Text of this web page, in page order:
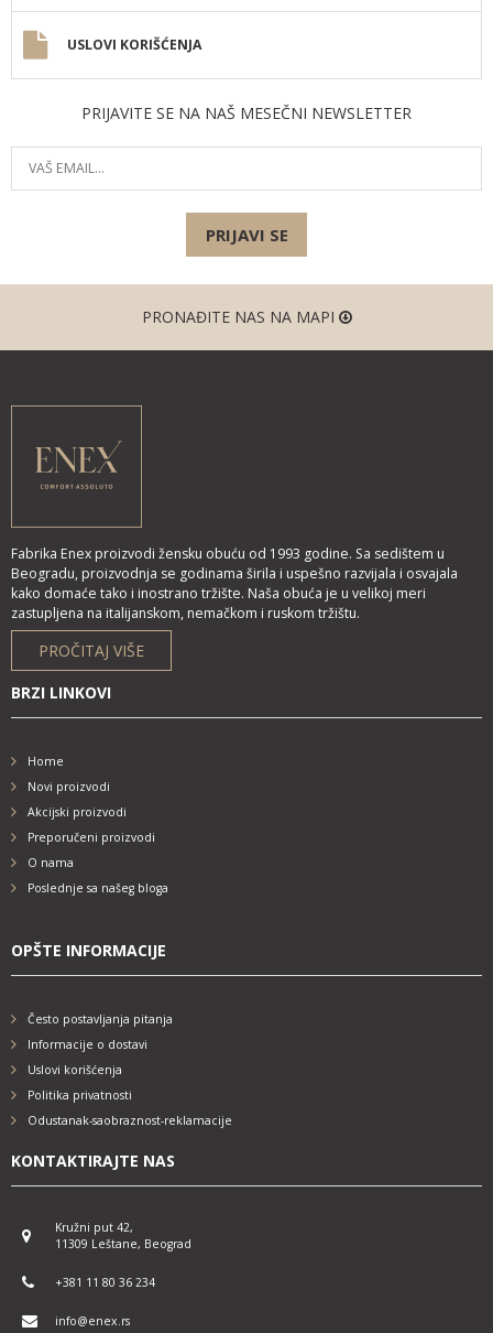
USLOVI KORIŠĆENJA
PRIJAVITE SE NA NAŠ MESEČNI NEWSLETTER
PRIJAVI SE
PRONAĐITE NAS NA MAPI
Fabrika Enex proizvodi žensku obuću od 1993 godine. Sa sedištem u
Beogradu, proizvodnja se godinama širila i uspešno razvijala i osvajala
kako domaće tako i inostrano tržište. Naša obuća je u velikoj meri
zastupljena na italijanskom, nemačkom i ruskom tržištu.
PROČITAJ VIŠE
BRZI LINKOVI
Home
Novi proizvodi
Akcijski proizvodi
Preporučeni proizvodi
O nama
Poslednje sa našeg bloga
OPŠTE INFORMACIJE
Često postavljanja pitanja
Informacije o dostavi
Uslovi korišćenja
Politika privatnosti
Odustanak-saobraznost-reklamacije
KONTAKTIRAJTE NAS
Kružni put 42,
11309 Leštane, Beograd
+381 11 80 36 234
info@enex.rs